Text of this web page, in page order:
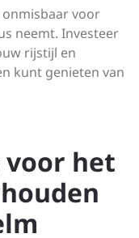
voor
neemt. Investeer
rijstijl en
kunt genieten van
voor het